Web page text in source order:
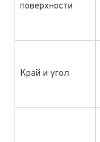
поверхности
Край и угол